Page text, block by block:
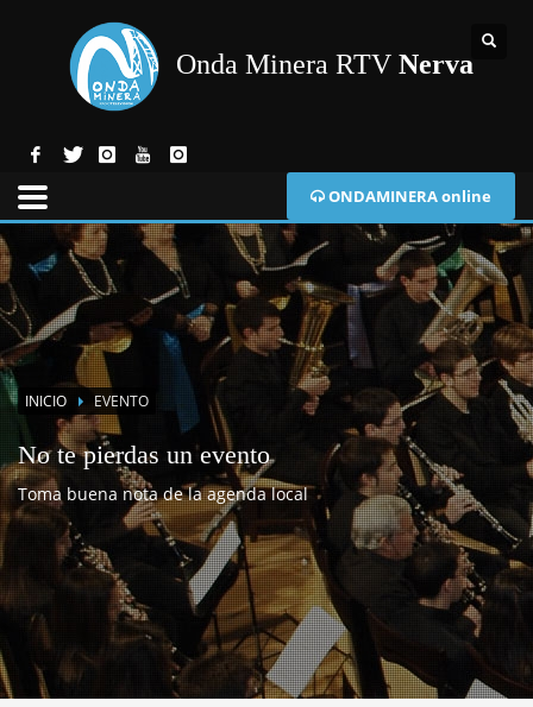
Onda Minera RTV Nerva
ONDAMINERA online
INICIO EVENTO
No te pierdas un evento
Toma buena nota de la agenda local